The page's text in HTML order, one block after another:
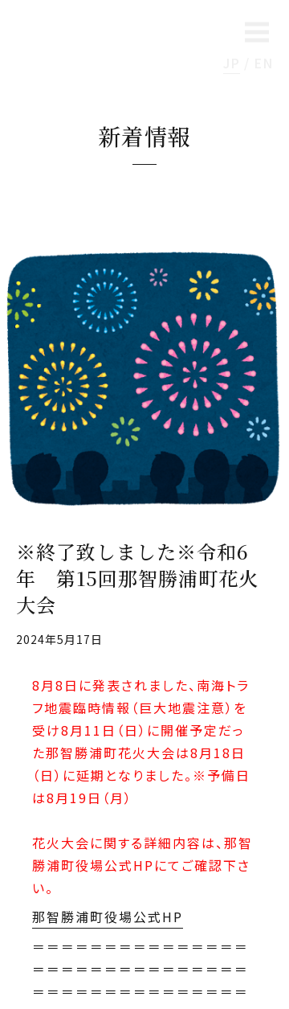
新着情報
※終了致しました※令和6
年 第15回那智勝浦町花火
大会
2024年5月17日
8月8日に発表されました、南海トラ
フ地震臨時情報（巨大地震注意）を
受け8月11日（日）に開催予定だっ
た那智勝浦町花火大会は8月18日
（日）に延期となりました。※予備日
は8月19日（月）
花火大会に関する詳細内容は、那智
勝浦町役場公式HPにてご確認下さ
い。
那智勝浦町役場公式HP
＝＝＝＝＝＝＝＝＝＝＝＝＝＝＝
＝＝＝＝＝＝＝＝＝＝＝＝＝＝＝
＝＝＝＝＝＝＝＝＝＝＝＝＝＝＝